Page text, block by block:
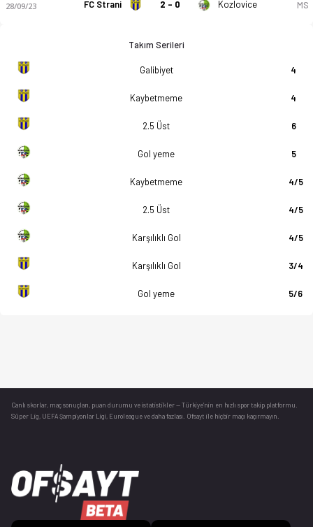
28/09/23 FC Strani 2 - 0 Kozlovice MS
Takım Serileri
Galibiyet 4
Kaybetmeme 4
2.5 Üst 6
Gol yeme 5
Kaybetmeme 4/5
2.5 Üst 4/5
Karşılıklı Gol 4/5
Karşılıklı Gol 3/4
Gol yeme 5/6
Canlı skorlar , maç sonuçları, puan durumu ve istatistikler — Türkiye’nin en hızlı spor takip platformu.
Süper Lig, UEFA Şampiyonlar Ligi, Euroleague ve daha fazlası. Ofsayt ile hiçbir maçı kaçırmayın.